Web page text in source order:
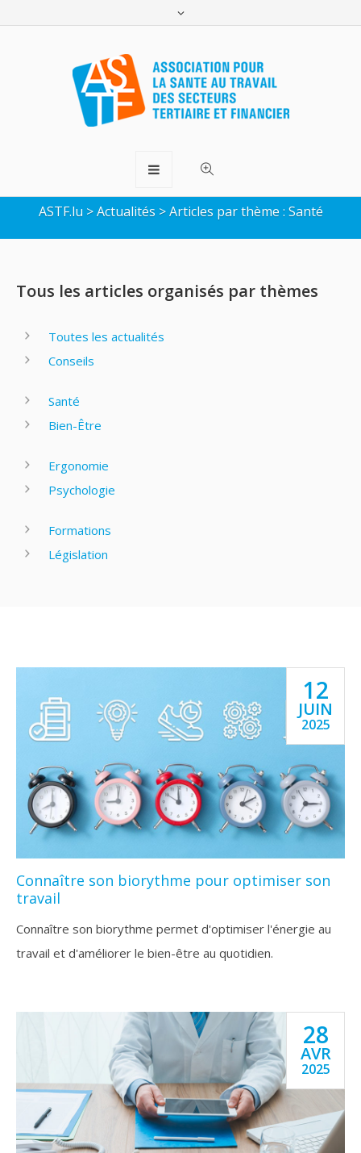
Articles sur le thème de la
Santé
ASTF.lu >Actualités >Articles par thème : Santé
Tous les articles organisés par thèmes
Toutes les actualités
Conseils
Santé
Bien-Être
Ergonomie
Psychologie
Formations
Législation
12
JUIN
2025
Connaître son biorythme pour optimiser son
travail
Connaître son biorythme permet d'optimiser l'énergie au
travail et d'améliorer le bien-être au quotidien.
28
AVR
2025